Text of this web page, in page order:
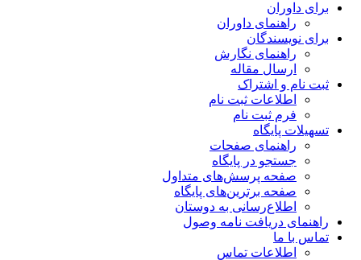
برای داوران
راهنمای داوران
برای نویسندگان
راهنمای نگارش
ارسال مقاله
ثبت نام و اشتراک
اطلاعات ثبت نام
فرم ثبت نام
تسهیلات پایگاه
راهنمای صفحات
جستجو در پایگاه
صفحه پرسش‌های متداول
صفحه برترین‌های پایگاه
اطلاع‌رسانی به دوستان
راهنمای دریافت نامه وصول
تماس با ما
اطلاعات تماس